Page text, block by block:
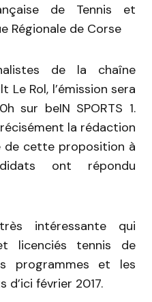
de Tennis et
Régionale de Corse
de la chaîne
Le Rol, l’émission sera
sur beIN SPORTS 1.
la rédaction
de cette proposition à
ont répondu
intéressante qui
licenciés tennis de
programmes et les
février 2017.